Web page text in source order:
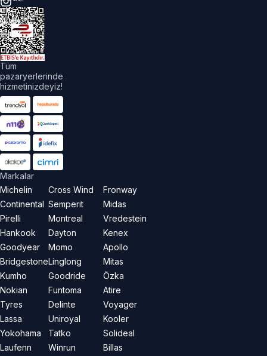
Tüm
pazaryerlerinde
hizmetinizdeyiz!
Markalar
Michelin
Continental
Pirelli
Hankook
Goodyear
Bridgestone
Kumho
Nokian
Tyres
Lassa
Yokohama
Laufenn
Cross Wind
Semperit
Montreal
Dayton
Momo
Linglong
Goodride
Funtoma
Delinte
Uniroyal
Tatko
Winrun
Fronway
Midas
Vredestein
Kenex
Apollo
Mitas
Özka
Atire
Voyager
Kooler
Solideal
Billas